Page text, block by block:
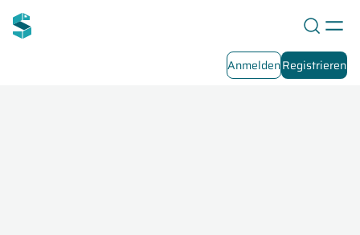
AnmeldenRegistrieren